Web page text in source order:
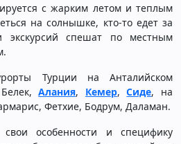
с жарким летом и теплым
на солнышке, кто-то едет за
экскурсий спешат по местным
Турции на Анталийском
Алания, Кемер,Сиде, на
Фетхие, Бодрум, Даламан.
особенности и специфику